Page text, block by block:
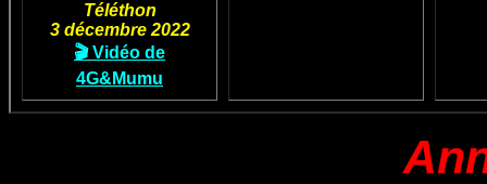
Téléthon
3 décembre 2022
🎬 Vidéo de
4G&Mumu